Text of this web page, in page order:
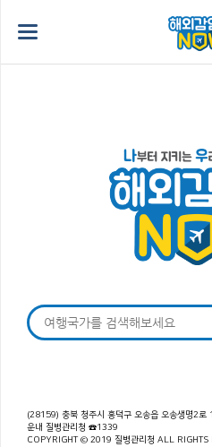
(28159) 충북 청주시 흥덕구 오송읍 오송생명2로
운내 질병관리청 ☎1339
COPYRIGHT © 2019 질병관리청 ALL RIGHTS